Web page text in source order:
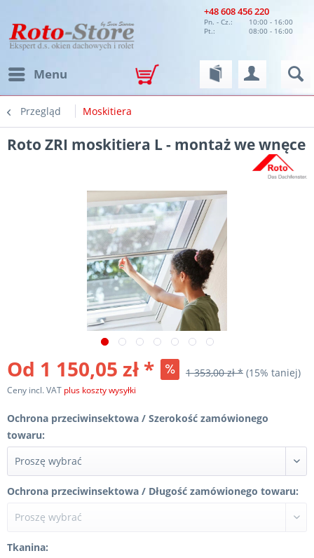
+48 608 456 220
Pn. - Cz.:
10:00 - 16:00
Pt.:
08:00 - 16:00
Menu
Przegląd Moskitiera
Roto ZRI moskitiera L - montaż we wnęce
Od 1 150,05 zł * 1 353,00 zł * (15% taniej)
Ceny incl. VAT plus koszty wysyłki
Ochrona przeciwinsektowa / Szerokość zamówionego
towaru:
Ochrona przeciwinsektowa / Długość zamówionego towaru:
Tkanina: